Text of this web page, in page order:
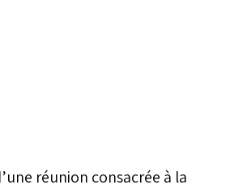
réunion consacrée à la